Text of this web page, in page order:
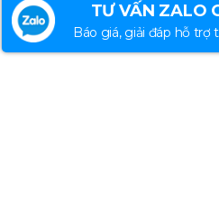
số
lượng
TƯ VẤN ZALO
Báo giá, giải đáp hỗ trợ